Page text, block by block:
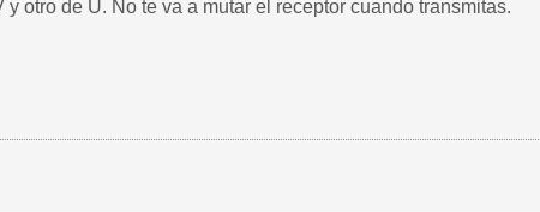
otro de U. No te va a mutar el receptor cuando transmitas.